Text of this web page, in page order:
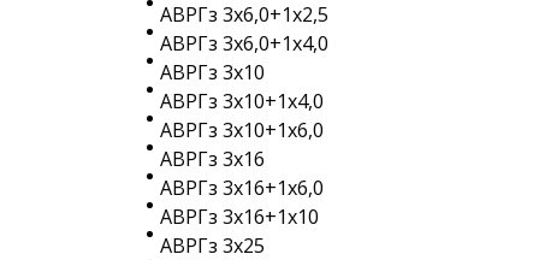
АВРГз 3х6,0+1х2,5
АВРГз 3х6,0+1х4,0
АВРГз 3х10
АВРГз 3х10+1х4,0
АВРГз 3х10+1х6,0
АВРГз 3х16
АВРГз 3х16+1х6,0
АВРГз 3х16+1х10
АВРГз 3х25